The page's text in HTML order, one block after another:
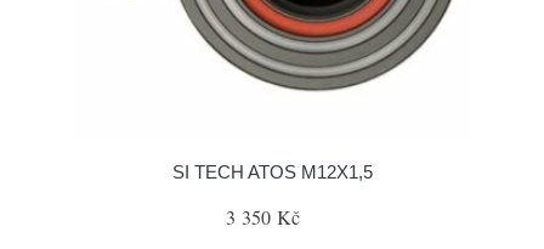
SI TECH ATOS M12X1,5
3 350 Kč